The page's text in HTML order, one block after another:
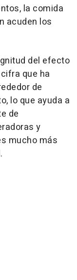
la comida
acuden los
del efecto
que ha
de
lo que ayuda a
de
y
mucho más